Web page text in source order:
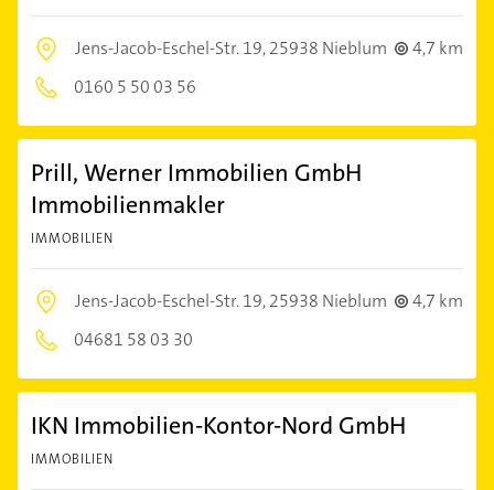
Jens-Jacob-Eschel-Str. 19,25938 Nieblum
4,7 km
0160 5 50 03 56
Prill, Werner Immobilien GmbH
Immobilienmakler
IMMOBILIEN
Jens-Jacob-Eschel-Str. 19,25938 Nieblum
4,7 km
04681 58 03 30
IKN Immobilien-Kontor-Nord GmbH
IMMOBILIEN